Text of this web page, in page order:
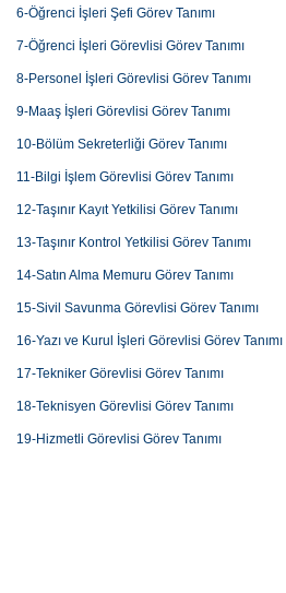
6-Öğrenci İşleri Şefi Görev Tanımı
7-Öğrenci İşleri Görevlisi Görev Tanımı
8-Personel İşleri Görevlisi Görev Tanımı
9-Maaş İşleri Görevlisi Görev Tanımı
10-Bölüm Sekreterliği Görev Tanımı
11-Bilgi İşlem Görevlisi Görev Tanımı
12-Taşınır Kayıt Yetkilisi Görev Tanımı
13-Taşınır Kontrol Yetkilisi Görev Tanımı
14-Satın Alma Memuru Görev Tanımı
15-Sivil Savunma Görevlisi Görev Tanımı
16-Yazı ve Kurul İşleri Görevlisi Görev Tanımı
17-Tekniker Görevlisi Görev Tanımı
18-Teknisyen Görevlisi Görev Tanımı
19-Hizmetli Görevlisi Görev Tanımı